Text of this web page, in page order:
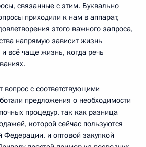
связанные с этим. Буквально
приходили к нам в аппарат,
этого важного запроса,
напрямую зависит жизнь
всё чаще жизнь, когда речь
вопрос с соответствующими
предложения о необходимости
процедур, так как разница
которой сейчас пользуются
Федерации, и оптовой закупкой